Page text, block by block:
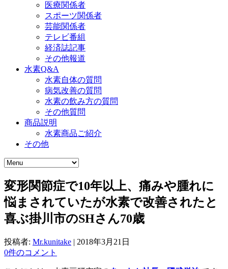
医療関係者
スポーツ関係者
芸能関係者
テレビ番組
経済誌記事
その他報道
水素Q&A
水素自体の質問
病気改善の質問
水素の飲み方の質問
その他質問
商品説明
水素商品ご紹介
その他
変形関節症で10年以上、痛みや腫れに
悩まされていたが水素で改善されたと
喜ぶ掛川市のSHさん70歳
投稿者: Mr.kunitake | 2018年3月21日
0件のコメント